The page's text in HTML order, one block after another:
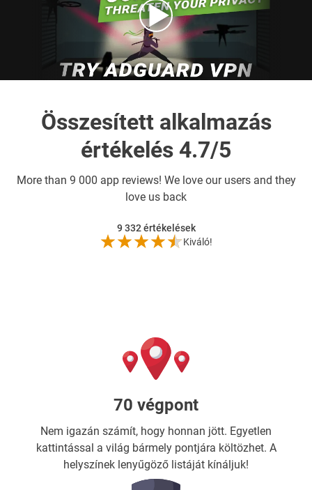
Összesített alkalmazás
értékelés 4.7/5
More than 9 000 app reviews! We love our users and they
love us back
9 332értékelések
Kiváló!
70 végpont
Nem igazán számít, hogy honnan jött. Egyetlen
kattintással a világ bármely pontjára költözhet. A
helyszínek lenyűgöző listáját kínáljuk!